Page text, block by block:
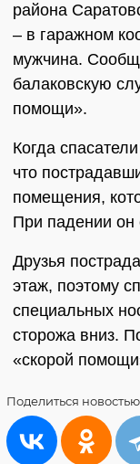
района
– в гаражном
мужчина.
балаковскую
помощи».
Когда
что
помещения,
При падении он
Друзья
этаж, поэтому
специальных
сторожа вниз.
«скорой
Поделиться